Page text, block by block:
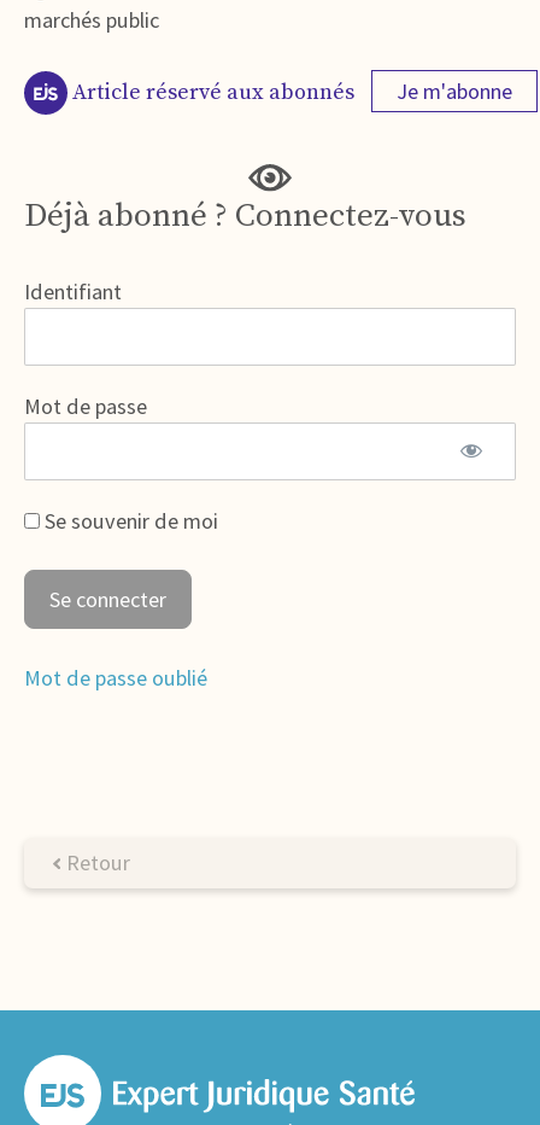
marchés public
Article réservé aux abonnés Je m'abonne
Déjà abonné ? Connectez-vous
Identifiant
Mot de passe
Se souvenir de moi
Mot de passe oublié
Retour